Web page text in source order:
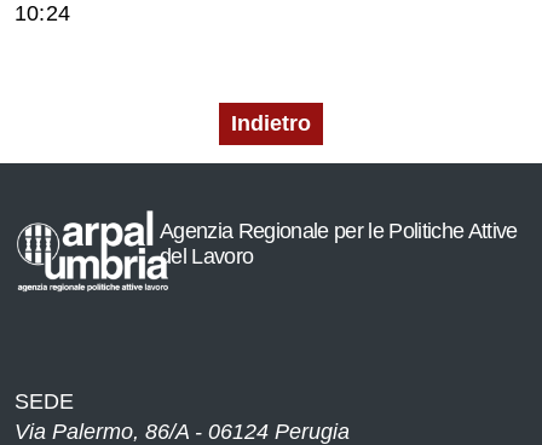
10:24
Indietro
Agenzia Regionale per le Politiche Attive
del Lavoro
SEDE
Via Palermo, 86/A - 06124 Perugia